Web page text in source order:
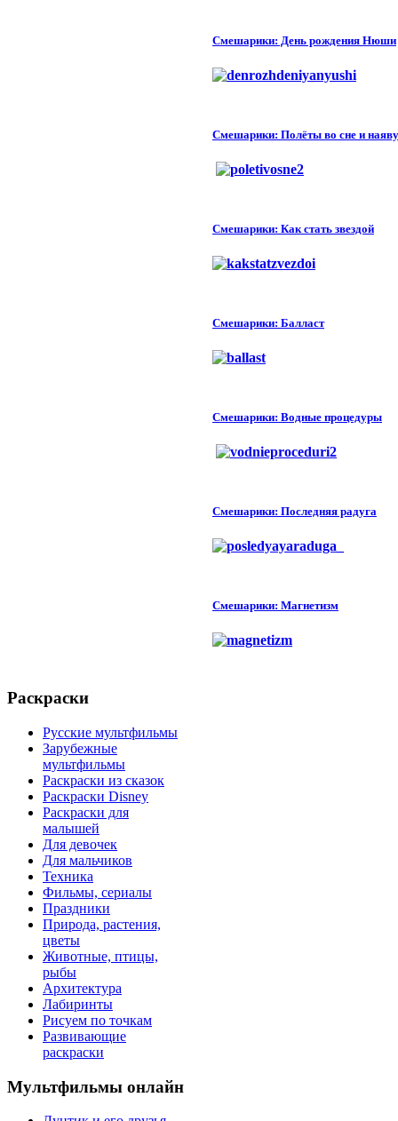
Смешарики: День рождения Нюши
Смешарики: Полёты во сне и наяву
Смешарики: Как стать звездой
Смешарики: Балласт
Смешарики: Водные процедуры
Смешарики: Последняя радуга
Смешарики: Магнетизм
Раскраски
Русские мультфильмы
Зарубежные
мультфильмы
Раскраски из сказок
Раскраски Disney
Раскраски для
малышей
Для девочек
Для мальчиков
Техника
Фильмы, сериалы
Праздники
Природа, растения,
цветы
Животные, птицы,
рыбы
Архитектура
Лабиринты
Рисуем по точкам
Развивающие
раскраски
Мультфильмы онлайн